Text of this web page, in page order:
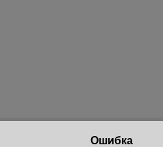
Ошибка